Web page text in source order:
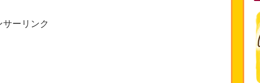
サーリンク